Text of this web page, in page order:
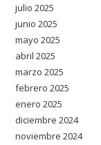
julio 2025
junio 2025
mayo 2025
abril 2025
marzo 2025
febrero 2025
enero 2025
diciembre 2024
noviembre 2024